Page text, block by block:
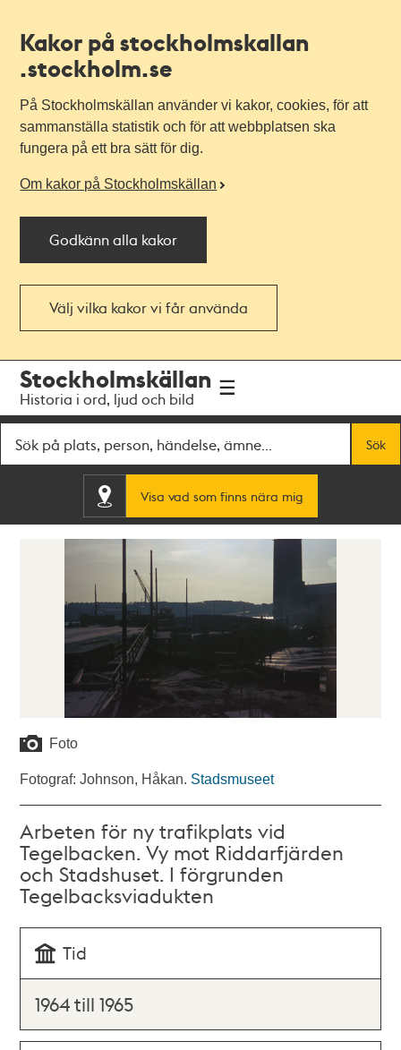
Kakor på stockholmskallan
.stockholm.se
På Stockholmskällan använder vi kakor, cookies, för att
sammanställa statistik och för att webbplatsen ska
fungera på ett bra sätt för dig.
Om kakor på Stockholmskällan
Godkänn alla kakor
Välj vilka kakor vi får använda
navigationen
huvudinnehållet
Stockholmskällan
Historia i ord, ljud och bild
Sök
Visa vad som finns nära mig
Foto
Fotograf: Johnson, Håkan. Stadsmuseet
Arbeten för ny trafikplats vid
Tegelbacken. Vy mot Riddarfjärden
och Stadshuset. I förgrunden
Tegelbacksviadukten
Tid
1964 till 1965